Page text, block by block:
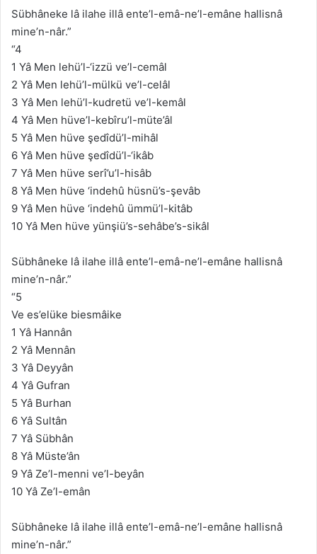
Sübhâneke lâ ilahe illâ ente’l-emâ-ne’l-emâne hallisnâ
mine’n-nâr.”
“4
1 Yâ Men lehü’l-‘izzü ve’l-cemâl
2 Yâ Men lehü’l-mülkü ve’l-celâl
3 Yâ Men lehü’l-kudretü ve’l-kemâl
4 Yâ Men hüve’l-kebîru’l-müte’âl
5 Yâ Men hüve şedîdü’l-mihâl
6 Yâ Men hüve şedîdü’l-‘ikâb
7 Yâ Men hüve serî’u’l-hisâb
8 Yâ Men hüve ‘indehû hüsnü’s-şevâb
9 Yâ Men hüve ‘indehû ümmü’l-kitâb
10 Yâ Men hüve yünşiü’s-sehâbe’s-sikâl
Sübhâneke lâ ilahe illâ ente’l-emâ-ne’l-emâne hallisnâ
mine’n-nâr.”
“5
Ve es’elüke biesmâike
1 Yâ Hannân
2 Yâ Mennân
3 Yâ Deyyân
4 Yâ Gufran
5 Yâ Burhan
6 Yâ Sultân
7 Yâ Sübhân
8 Yâ Müste’ân
9 Yâ Ze’l-menni ve’l-beyân
10 Yâ Ze’l-emân
Sübhâneke lâ ilahe illâ ente’l-emâ-ne’l-emâne hallisnâ
mine’n-nâr.”